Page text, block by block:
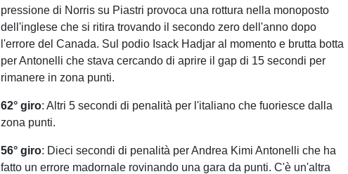
pressione di Norris su Piastri provoca una rottura nella monoposto
dell'inglese che si ritira trovando il secondo zero dell'anno dopo
l'errore del Canada. Sul podio Isack Hadjar al momento e brutta botta
per Antonelli che stava cercando di aprire il gap di 15 secondi per
rimanere in zona punti.
62° giro: Altri 5 secondi di penalità per l'italiano che fuoriesce dalla
zona punti.
56° giro: Dieci secondi di penalità per Andrea Kimi Antonelli che ha
fatto un errore madornale rovinando una gara da punti. C'è un'altra